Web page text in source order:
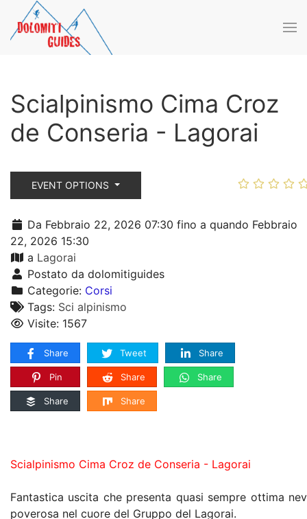
Skip to main content
Scialpinismo Cima Croz
de Conseria - Lagorai
EVENT OPTIONS
Da Febbraio 22, 2026 07:30 fino a quando Febbraio
22, 2026 15:30
a Lagorai
Postato da dolomitiguides
Categorie: Corsi
Tags: Sci alpinismo
Visite: 1567
Share Tweet Share
Pin Share Share
Share Share
Scialpinismo Cima Croz de Conseria - Lagorai
Fantastica uscita che presenta quasi sempre ottima
poverosa nel cuore del Gruppo del Lagorai.